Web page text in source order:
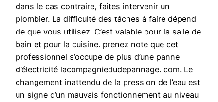
dans le cas contraire, faites intervenir un
plombier. La difficulté des tâches à faire dépend
de que vous utilisez. C’est valable pour la salle de
bain et pour la cuisine. prenez note que cet
professionnel s’occupe de plus d’une panne
d’électricité lacompagniedudepannage. com. Le
changement inattendu de la pression de l’eau est
un signe d’un mauvais fonctionnement au niveau